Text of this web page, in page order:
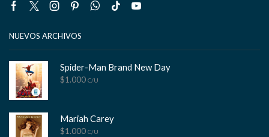
Facebook
TwitterInstagram
PinterestWhatsapp
Tik- Youtube
NUEVOS ARCHIVOS
Spider-Man Brand New Day
$1.000 C/U
Mariah Carey
$1.000 C/U